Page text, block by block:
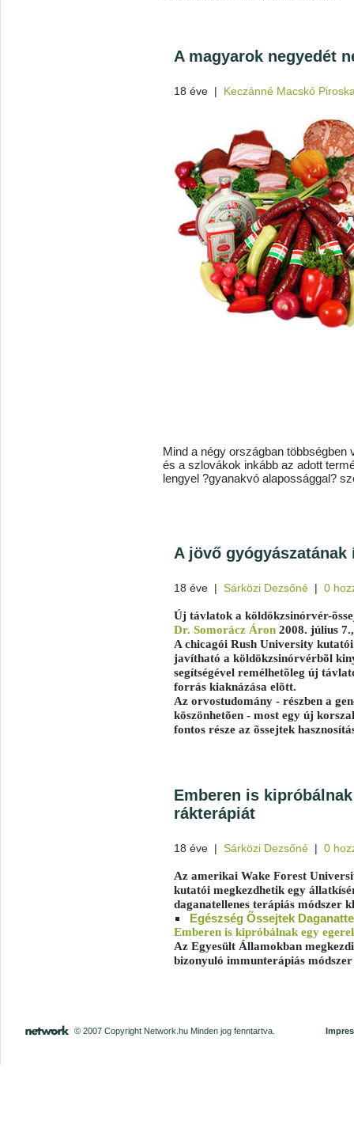
A magyarok negyedét
18 éve | Keczánné Macskó
Mind a négy országban
és a szlovákok inkább az adott
lengyel ?gyanakvó alapossággal?
A jövő gyógyászatának
18 éve | Sárközi Dezsőné | 0
Új távlatok a köldökzsinórvér-
Dr. Somorácz Áron 2008. július
A chicagói Rush University
javítható a köldökzsinórvérbõl
segítségével remélhetõleg új
forrás kiaknázása elõtt.
Az orvostudomány - részben a
köszönhetõen - most egy új
fontos része az õssejtek
Emberen is
rákterápiát
18 éve | Sárközi Dezsőné | 0
Az amerikai Wake Forest
kutatói megkezdhetik egy
daganatellenes terápiás módszer
Egészség Õssejtek
Emberen is kipróbálnak egy
Az Egyesült Államokban
bizonyuló immunterápiás
© 2007 Copyright Network.hu Minden jog fenntartva.